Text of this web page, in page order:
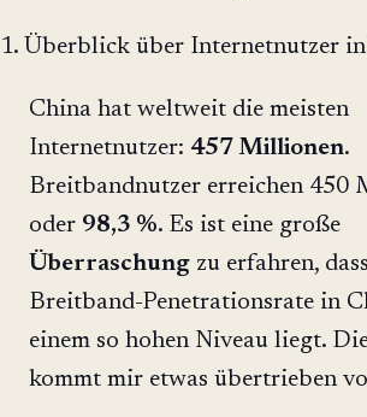
1. Überblick über Internetnutzer
China hat weltweit die meisten
Internetnutzer: 457 Millionen.
Breitbandnutzer erreichen 450
oder 98,3 %. Es ist eine große
Überraschung zu erfahren,
Breitband-Penetrationsrate in
einem so hohen Niveau liegt.
kommt mir etwas übertrieben